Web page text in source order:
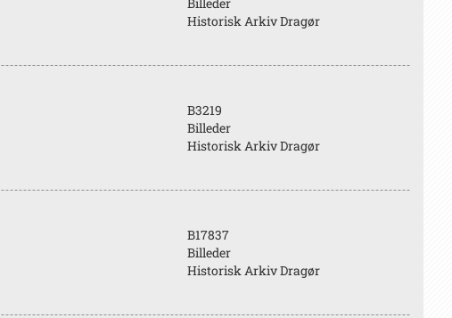
Historisk Arkiv Dragør
B3219
Billeder
Historisk Arkiv Dragør
B17837
Billeder
Historisk Arkiv Dragør